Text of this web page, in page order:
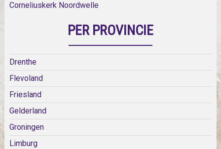
Corneliuskerk Noordwelle
PER PROVINCIE
Drenthe
Flevoland
Friesland
Gelderland
Groningen
Limburg